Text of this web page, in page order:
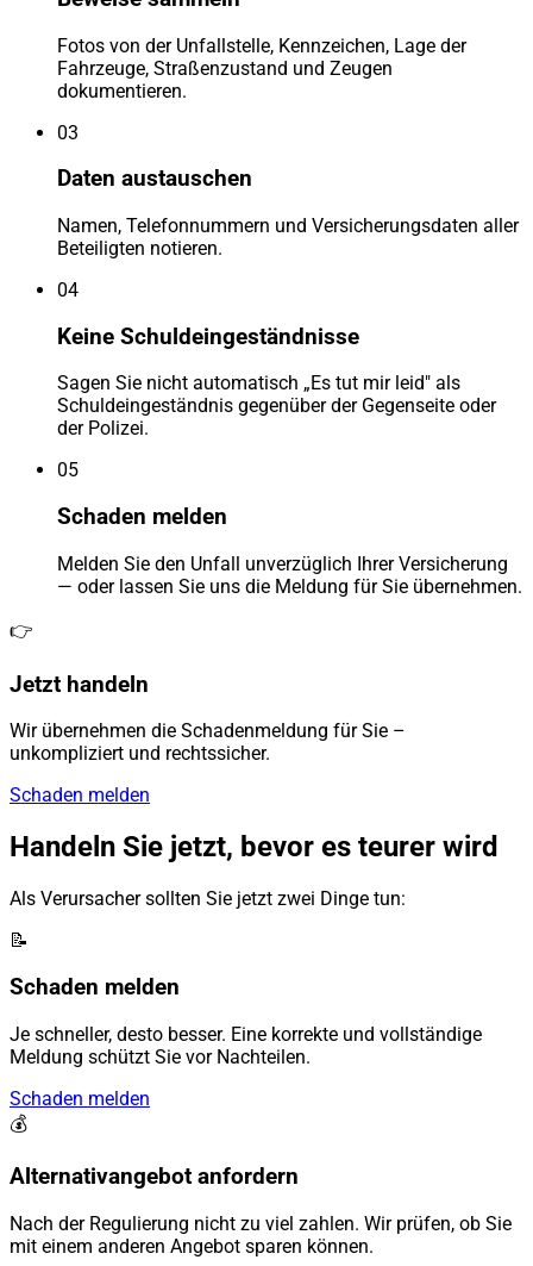
Fotos von der Unfallstelle, Kennzeichen, Lage der
Fahrzeuge, Straßenzustand und Zeugen
dokumentieren.
03
Daten austauschen
Namen, Telefonnummern und Versicherungsdaten aller
Beteiligten notieren.
04
Keine Schuldeingeständnisse
Sagen Sie nicht automatisch „Es tut mir leid" als
Schuldeingeständnis gegenüber der Gegenseite oder
der Polizei.
05
Schaden melden
Melden Sie den Unfall unverzüglich Ihrer Versicherung
— oder lassen Sie uns die Meldung für Sie übernehmen.
👉
Jetzt handeln
Wir übernehmen die Schadenmeldung für Sie –
unkompliziert und rechtssicher.
Schaden melden
Handeln Sie jetzt, bevor es teurer wird
Als Verursacher sollten Sie jetzt zwei Dinge tun:
📝
Schaden melden
Je schneller, desto besser. Eine korrekte und vollständige
Meldung schützt Sie vor Nachteilen.
Schaden melden
💰
Alternativangebot anfordern
Nach der Regulierung nicht zu viel zahlen. Wir prüfen, ob Sie
mit einem anderen Angebot sparen können.